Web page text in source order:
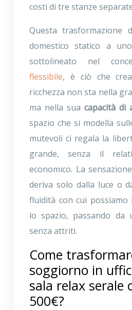
costi di tre stanze
Questa trasformazione
domestico statico a
sottolineato nel
flessibile, è ciò che
ricchezza non sta nella
ma nella sua capacità di
spazio che si modella
mutevoli ci regala la
grande, senza il
economico. La
deriva solo dalla luce o
fluidità con cui possiamo
lo spazio, passando da
senza attriti.
Come
soggiorno in
sala relax serale
500€?